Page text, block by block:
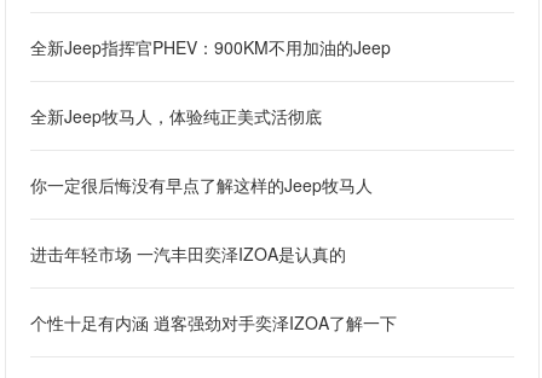
全新Jeep指挥官PHEV：900KM不用加油的Jeep
全新Jeep牧马人，体验纯正美式活彻底
你一定很后悔没有早点了解这样的Jeep牧马人
进击年轻市场 一汽丰田奕泽IZOA是认真的
个性十足有内涵 逍客强劲对手奕泽IZOA了解一下